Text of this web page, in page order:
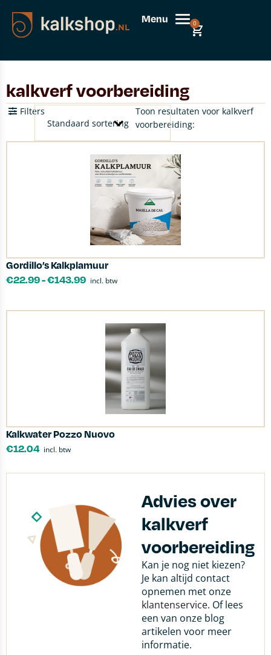
Menu 0
kalkverf voorbereiding
Toon resultaten voor kalkverf
voorbereiding:
Filters
Gordillo’s Kalkplamuur
€22.99-€143.99 incl. btw
Kalkwater Pozzo Nuovo
€12.04 incl. btw
Advies over
kalkverf
voorbereiding
Kan je nog niet kiezen?
Je kan altijd contact
opnemen met onze
klantenservice. Of lees
een van onze blog
artikelen voor meer
informatie.